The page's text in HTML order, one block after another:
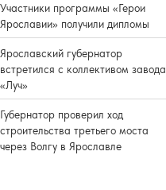
Участники программы «Герои
Ярославии» получили дипломы
Ярославский губернатор
встретился с коллективом завода
«Луч»
Губернатор проверил ход
строительства третьего моста
через Волгу в Ярославле